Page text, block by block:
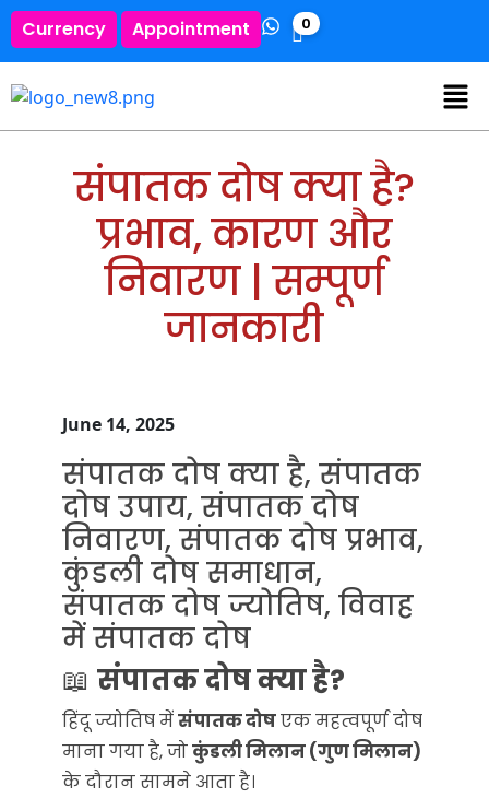
Currency Appointment 0
संपातक दोष क्या है?
प्रभाव, कारण और
निवारण | सम्पूर्ण
जानकारी
June 14, 2025
संपातक दोष क्या है, संपातक
दोष उपाय, संपातक दोष
निवारण, संपातक दोष प्रभाव,
कुंडली दोष समाधान,
संपातक दोष ज्योतिष, विवाह
में संपातक दोष
📖 संपातक दोष क्या है?
हिंदू ज्योतिष मेंसंपातक दोषएक महत्वपूर्ण दोष
माना गया है, जोकुंडली मिलान (गुण मिलान)
के दौरान सामने आता है।